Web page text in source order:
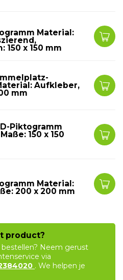
Material:
150 x 150 mm
Aufkleber,
mm
Piktogramm
150 x 150
Material:
200 x 200 mm
product?
Neem gerust
via
. We helpen je